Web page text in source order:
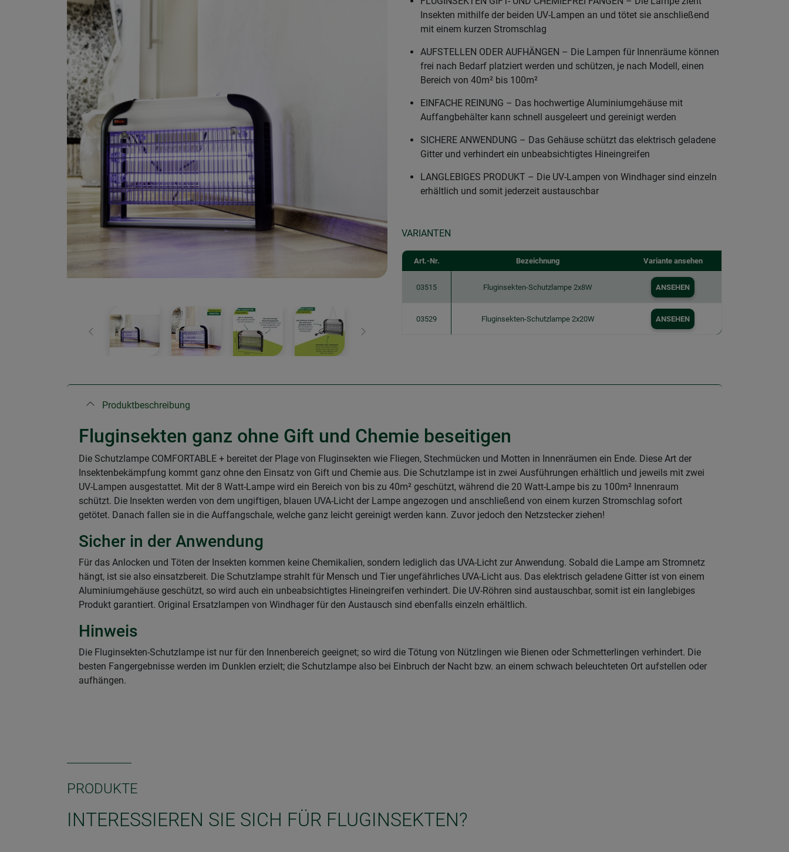
Zurück Weiter
Insekten mithilfe der beiden UV-Lampen an und tötet sie anschließend
mit einem kurzen Stromschlag
AUFSTELLEN ODER AUFHÄNGEN – Die Lampen für Innenräume können
frei nach Bedarf platziert werden und schützen, je nach Modell, einen
Bereich von 40m² bis 100m²
EINFACHE REINUNG – Das hochwertige Aluminiumgehäuse mit
Auffangbehälter kann schnell ausgeleert und gereinigt werden
SICHERE ANWENDUNG – Das Gehäuse schützt das elektrisch geladene
Gitter und verhindert ein unbeabsichtigtes Hineingreifen
LANGLEBIGES PRODUKT – Die UV-Lampen von Windhager sind einzeln
erhältlich und somit jederzeit austauschbar
VARIANTEN
Art.-Nr. Bezeichnung Variante ansehen
03515 Fluginsekten-Schutzlampe 2x8W ANSEHEN
03529 Fluginsekten-Schutzlampe 2x20W ANSEHEN
Produktbeschreibung
Fluginsekten ganz ohne Gift und Chemie beseitigen
Die Schutzlampe COMFORTABLE + bereitet der Plage von Fluginsekten wie Fliegen, Stechmücken und Motten in Innenräumen ein Ende. Diese Art der
Insektenbekämpfung kommt ganz ohne den Einsatz von Gift und Chemie aus. Die Schutzlampe ist in zwei Ausführungen erhältlich und jeweils mit zwei
UV-Lampen ausgestattet. Mit der 8 Watt-Lampe wird ein Bereich von bis zu 40m² geschützt, während die 20 Watt-Lampe bis zu 100m² Innenraum
schützt. Die Insekten werden von dem ungiftigen, blauen UVA-Licht der Lampe angezogen und anschließend von einem kurzen Stromschlag sofort
getötet. Danach fallen sie in die Auffangschale, welche ganz leicht gereinigt werden kann. Zuvor jedoch den Netzstecker ziehen!
Sicher in der Anwendung
Für das Anlocken und Töten der Insekten kommen keine Chemikalien, sondern lediglich das UVA-Licht zur Anwendung. Sobald die Lampe am Stromnetz
hängt, ist sie also einsatzbereit. Die Schutzlampe strahlt für Mensch und Tier ungefährliches UVA-Licht aus. Das elektrisch geladene Gitter ist von einem
Aluminiumgehäuse geschützt, so wird auch ein unbeabsichtigtes Hineingreifen verhindert. Die UV-Röhren sind austauschbar, somit ist ein langlebiges
Produkt garantiert. Original Ersatzlampen von Windhager für den Austausch sind ebenfalls einzeln erhältlich.
Hinweis
Die Fluginsekten-Schutzlampe ist nur für den Innenbereich geeignet; so wird die Tötung von Nützlingen wie Bienen oder Schmetterlingen verhindert. Die
besten Fangergebnisse werden im Dunklen erzielt; die Schutzlampe also bei Einbruch der Nacht bzw. an einem schwach beleuchteten Ort aufstellen oder
aufhängen.
PRODUKTE
INTERESSIEREN SIE SICH FÜR FLUGINSEKTEN?